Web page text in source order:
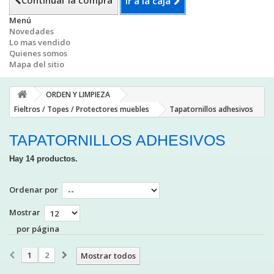
Menú
Novedades
Lo mas vendido
Quienes somos
Mapa del sitio
ORDEN Y LIMPIEZA
Fieltros / Topes / Protectores muebles
Tapatornillos adhesivos
TAPATORNILLOS ADHESIVOS
Hay 14 productos.
Ordenar por
Mostrar
por página
Mostrar todos
1 2